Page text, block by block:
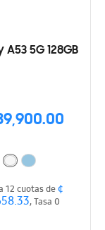
5G 128GB
12 cuotas de¢
, Tasa 0